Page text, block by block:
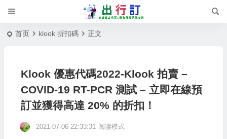
首页 klook 折扣碼 正文
Klook 優惠代碼2022-Klook 拍賣 –
COVID-19 RT-PCR 測試 – 立即在線預
訂並獲得高達 20% 的折扣！
2021-07-06 22:33:31 阅读模式